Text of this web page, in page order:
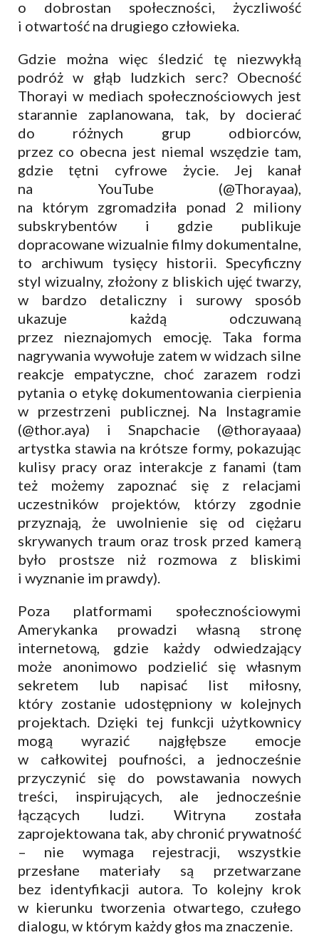
o dobrostan społeczności, życzliwość
i otwartość na drugiego człowieka.
Gdzie można więc śledzić tę niezwykłą
podróż w głąb ludzkich serc? Obecność
Thorayi w mediach społecznościowych jest
starannie zaplanowana, tak, by docierać
do różnych grup odbiorców,
przez co obecna jest niemal wszędzie tam,
gdzie tętni cyfrowe życie. Jej kanał
na YouTube (@Thorayaa),
na którym zgromadziła ponad 2 miliony
subskrybentów i gdzie publikuje
dopracowane wizualnie filmy dokumentalne,
to archiwum tysięcy historii. Specyficzny
styl wizualny, złożony z bliskich ujęć twarzy,
w bardzo detaliczny i surowy sposób
ukazuje każdą odczuwaną
przez nieznajomych emocję. Taka forma
nagrywania wywołuje zatem w widzach silne
reakcje empatyczne, choć zarazem rodzi
pytania o etykę dokumentowania cierpienia
w przestrzeni publicznej. Na Instagramie
(@thor.aya) i Snapchacie (@thorayaaa)
artystka stawia na krótsze formy, pokazując
kulisy pracy oraz interakcje z fanami (tam
też możemy zapoznać się z relacjami
uczestników projektów, którzy zgodnie
przyznają, że uwolnienie się od ciężaru
skrywanych traum oraz trosk przed kamerą
było prostsze niż rozmowa z bliskimi
i wyznanie im prawdy).
Poza platformami społecznościowymi
Amerykanka prowadzi własną stronę
internetową, gdzie każdy odwiedzający
może anonimowo podzielić się własnym
sekretem lub napisać list miłosny,
który zostanie udostępniony w kolejnych
projektach. Dzięki tej funkcji użytkownicy
mogą wyrazić najgłębsze emocje
w całkowitej poufności, a jednocześnie
przyczynić się do powstawania nowych
treści, inspirujących, ale jednocześnie
łączących ludzi. Witryna została
zaprojektowana tak, aby chronić prywatność
– nie wymaga rejestracji, wszystkie
przesłane materiały są przetwarzane
bez identyfikacji autora. To kolejny krok
w kierunku tworzenia otwartego, czułego
dialogu, w którym każdy głos ma znaczenie.